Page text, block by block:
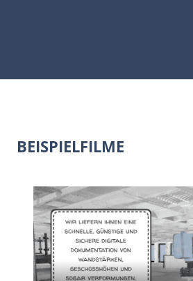
BEISPIELFILME